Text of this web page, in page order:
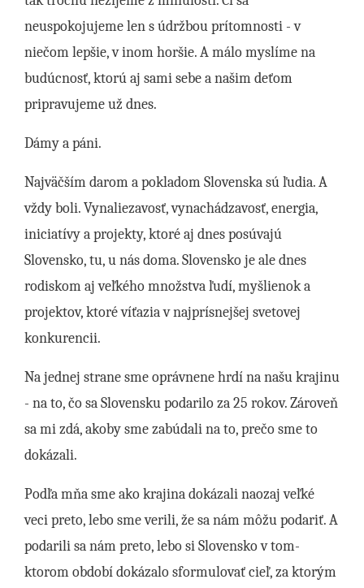
neuspokojujeme len s údržbou prítomnosti - v
niečom lepšie, v inom horšie. A málo myslíme na
budúcnosť, ktorú aj sami sebe a našim deťom
pripravujeme už dnes.
Dámy a páni.
Najväčším darom a pokladom Slovenska sú ľudia. A
vždy boli. Vynaliezavosť, vynachádzavosť, energia,
iniciatívy a projekty, ktoré aj dnes posúvajú
Slovensko, tu, u nás doma. Slovensko je ale dnes
rodiskom aj veľkého množstva ľudí, myšlienok a
projektov, ktoré víťazia v najprísnejšej svetovej
konkurencii.
Na jednej strane sme oprávnene hrdí na našu krajinu
- na to, čo sa Slovensku podarilo za 25 rokov. Zároveň
sa mi zdá, akoby sme zabúdali na to, prečo sme to
dokázali.
Podľa mňa sme ako krajina dokázali naozaj veľké
veci preto, lebo sme verili, že sa nám môžu podariť. A
podarili sa nám preto, lebo si Slovensko v tom-
ktorom období dokázalo sformulovať cieľ, za ktorým